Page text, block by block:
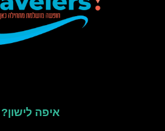
איפה לישון?